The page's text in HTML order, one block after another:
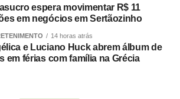
foi conduzido.
também agradeço ao
de fato, fizemos um concurso histórico,
que o Juca nos deu para
espera movimentar R$ 11
em negócios em Sertãozinho
14 horas atrás
e Luciano Huck abrem álbum de
em férias com família na Grécia